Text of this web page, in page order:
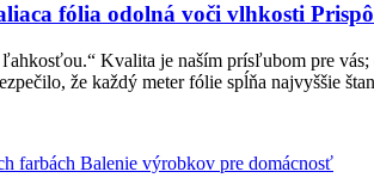
fólia odolná voči vlhkosti
Kvalita je naším prísľubom pre vás;
že každý meter fólie spĺňa najvyššie